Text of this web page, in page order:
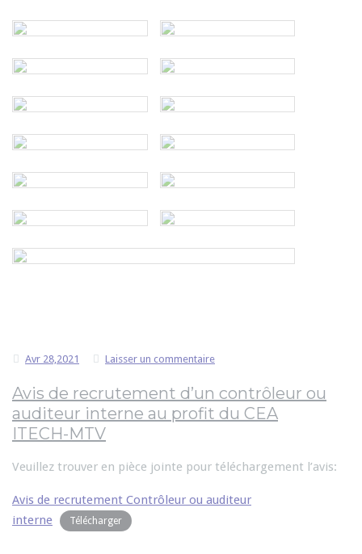
Avr 28,2021 Laisser un commentaire
Avis de recrutement d’un contrôleur ou
auditeur interne au profit du CEA
ITECH-MTV
Veuillez trouver en pièce jointe pour téléchargement l’avis:
Avis de recrutement Contrôleur ou auditeur
interne
Télécharger